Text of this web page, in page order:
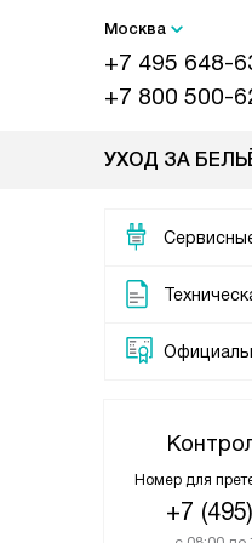
Москва
+7 495 648-
+7 800 500-
УХОД ЗА
Номер для
+7